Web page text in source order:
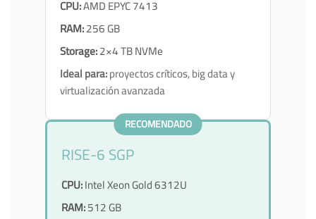
CPU:AMD EPYC 7413
RAM:256 GB
Storage:2×4 TB NVMe
Ideal para:proyectos críticos, big data y
virtualización avanzada
RECOMENDADO
RISE-6 SGP
CPU:Intel Xeon Gold 6312U
RAM:512 GB